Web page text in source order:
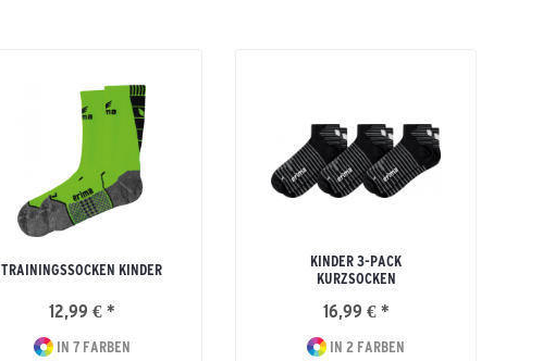
TRAININGSSOCKEN KINDER
12,99 € *
IN 7 FARBEN
KINDER 3-PACK
KURZSOCKEN
16,99 € *
IN 2 FARBEN